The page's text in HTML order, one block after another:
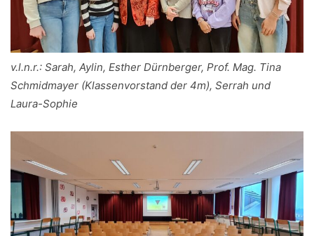
v.l.n.r.: Sarah, Aylin, Esther Dürnberger, Prof. Mag. Tina
Schmidmayer (Klassenvorstand der 4m), Serrah und
Laura-Sophie